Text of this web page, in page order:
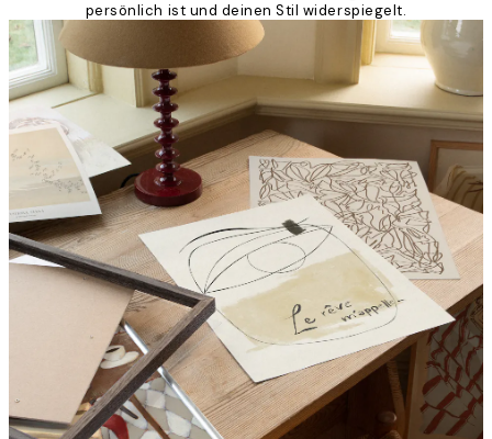
persönlich ist und deinen Stil widerspiegelt.